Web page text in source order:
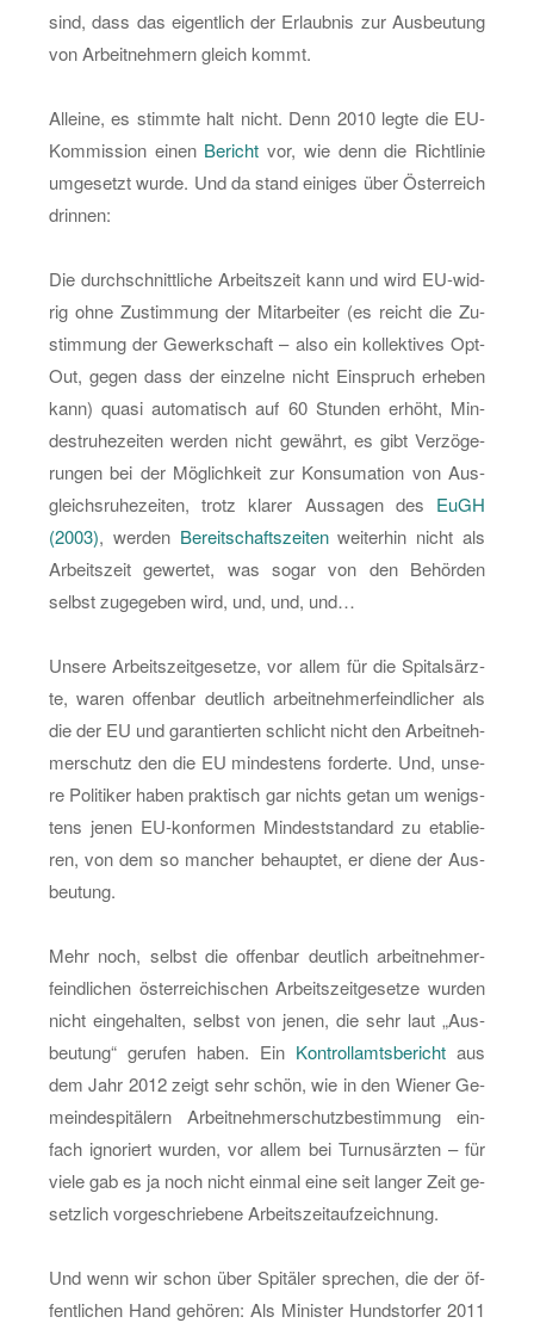
sind, dass das ei­gent­lich der Er­laub­nis zur Aus­beu­tung
von Ar­beit­neh­mern gleich kommt.
Al­lei­ne, es stimm­te halt nicht. Denn 2010 legte die EU-
Kom­mis­si­on einen Be­richt vor, wie denn die Richt­li­nie
um­ge­setzt wurde. Und da stand ei­ni­ges über Ös­ter­reich
drin­nen:
Die durch­schnitt­li­che Ar­beits­zeit kann und wird EU-wid­
rig ohne Zu­stim­mung der Mit­ar­bei­ter (es reicht die Zu­
stim­mung der Ge­werk­schaft – also ein kol­lek­ti­ves Opt-
Out, gegen dass der ein­zel­ne nicht Ein­spruch er­he­ben
kann) quasi au­to­ma­tisch auf 60 Stun­den er­höht, Min­
destru­he­zei­ten wer­den nicht ge­währt, es gibt Ver­zö­ge­
run­gen bei der Mög­lich­keit zur Kon­su­ma­ti­on von Aus­
gleichs­ru­he­zei­ten, trotz kla­rer Aus­sa­gen des EuGH
(2003), wer­den Be­reit­schafts­zei­tenwei­ter­hin nicht als
Ar­beits­zeit ge­wer­tet, was sogar von den Be­hör­den
selbst zu­ge­ge­ben wird, und, und, und…
Un­se­re Ar­beits­zeit­ge­set­ze, vor allem für die Spi­tals­ärz­
te, waren of­fen­bar deut­lich ar­beit­neh­mer­feind­li­cher als
die der EU und ga­ran­tier­ten schlicht nicht den Ar­beit­neh­
mer­schutz den die EU min­des­tens for­der­te. Und, un­se­
re Po­li­ti­ker haben prak­tisch gar nichts getan um we­nigs­
tens jenen EU-kon­for­men Min­dest­stan­dard zu eta­blie­
ren, von dem so man­cher be­haup­tet, er diene der Aus­
beu­tung.
Mehr noch, selbst die of­fen­bar deut­lich ar­beit­neh­mer­
feind­li­chen ös­ter­rei­chi­schen Ar­beits­zeit­ge­set­ze wur­den
nicht ein­ge­hal­ten, selbst von jenen, die sehr laut „Aus­
beu­tung“ ge­ru­fen haben. Ein Kon­troll­amts­be­richt aus
dem Jahr 2012 zeigt sehr schön, wie in den Wie­ner Ge­
mein­de­s­pi­tä­lern Ar­beit­neh­mer­schutz­be­stim­mung ein­
fach igno­riert wur­den, vor allem bei Tur­nus­ärz­ten – für
viele gab es ja noch nicht ein­mal eine seit lan­ger Zeit ge­
setz­lich vor­ge­schrie­be­ne Ar­beits­zeit­auf­zeich­nung.
Und wenn wir schon über Spi­tä­ler spre­chen, die der öf­
fent­li­chen Hand ge­hö­ren: Als Mi­nis­ter Hund­stor­fer 2011